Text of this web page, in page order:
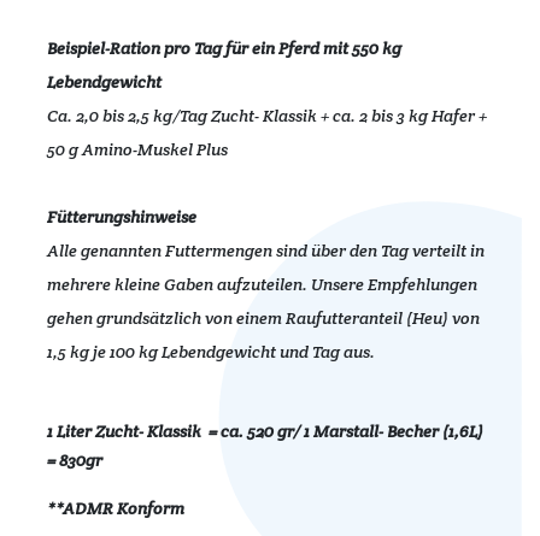
Beispiel-Ration pro Tag für ein Pferd mit 550 kg
Lebendgewicht
Ca. 2,0 bis 2,5 kg/Tag Zucht- Klassik + ca. 2 bis 3 kg Hafer +
50 g Amino-Muskel Plus
Fütterungshinweise
Alle genannten Futtermengen sind über den Tag verteilt in
mehrere kleine Gaben aufzuteilen. Unsere Empfehlungen
gehen grundsätzlich von einem Raufutteranteil (Heu) von
1,5 kg je 100 kg Lebendgewicht und Tag aus.
1 Liter Zucht- Klassik = ca. 520 gr/ 1 Marstall- Becher (1,6L)
= 830gr
**ADMR Konform